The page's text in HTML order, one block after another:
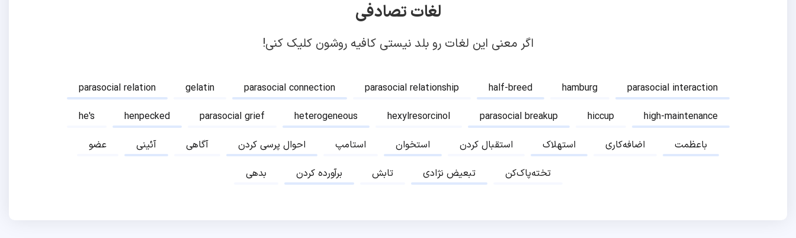
لغات تصادفی
اگر معنی این لغات رو بلد نیستی کافیه روشون کلیک کنی!
parasocial relation gelatin parasocial connection parasocial relationship half-breed hamburg
parasocial interaction
he's
henpecked parasocial grief heterogeneous hexylresorcinol parasocial breakup hiccup
high-maintenance
عضو
آئینی آگاهی احوال پرسی کردن استامپ استخوان استقبال کردن استهلاک اضافه‌کاری
باعظمت
بدهی
برآورده کردن تابش تبعیض نژادی تخته‌پاک‌کن